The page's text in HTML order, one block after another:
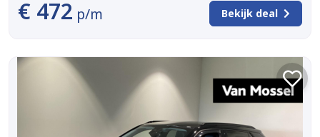
€ 472 p/m Bekijk deal